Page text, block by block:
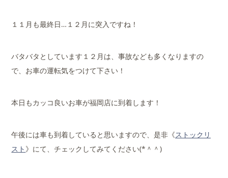
１１月も最終日…１２月に突入ですね！
バタバタとしています１２月は、事故なども多くなりますの
で、お車の運転気をつけて下さい！
本日もカッコ良いお車が福岡店に到着します！
午後には車も到着していると思いますので、是非《ストックリ
スト 》にて、チェックしてみてください(*＾＾)